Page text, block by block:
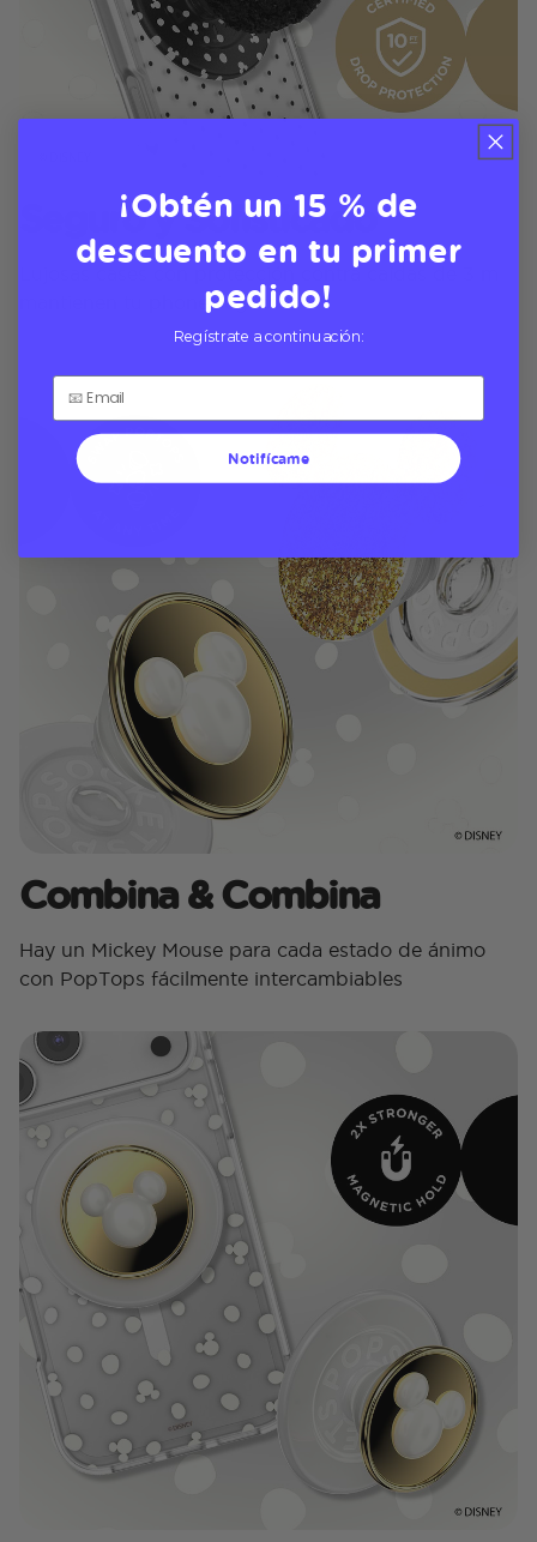
Seguro y Sofisticado
Lujosas cases con protección contra caídas de 3 m
mantienen tu phone seguro
Combina & Combina
Hay un Mickey Mouse para cada estado de ánimo
con PopTops fácilmente intercambiables
¡Obtén un 15 % de
descuento en tu primer
pedido!
Regístrate a continuación:
Notifícame